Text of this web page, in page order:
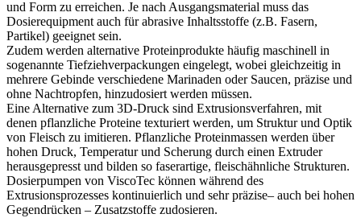
und Form zu erreichen. Je nach Ausgangsmaterial muss das
Dosierequipment auch für abrasive Inhaltsstoffe (z.B. Fasern,
Partikel) geeignet sein.
Zudem werden alternative Proteinprodukte häufig maschinell in
sogenannte Tiefziehverpackungen eingelegt, wobei gleichzeitig in
mehrere Gebinde verschiedene Marinaden oder Saucen, präzise und
ohne Nachtropfen, hinzudosiert werden müssen.
Eine Alternative zum 3D-Druck sind Extrusionsverfahren, mit
denen pflanzliche Proteine texturiert werden, um Struktur und Optik
von Fleisch zu imitieren. Pflanzliche Proteinmassen werden über
hohen Druck, Temperatur und Scherung durch einen Extruder
herausgepresst und bilden so faserartige, fleischähnliche Strukturen.
Dosierpumpen von ViscoTec können während des
Extrusionsprozesses kontinuierlich und sehr präzise– auch bei hohen
Gegendrücken – Zusatzstoffe zudosieren.